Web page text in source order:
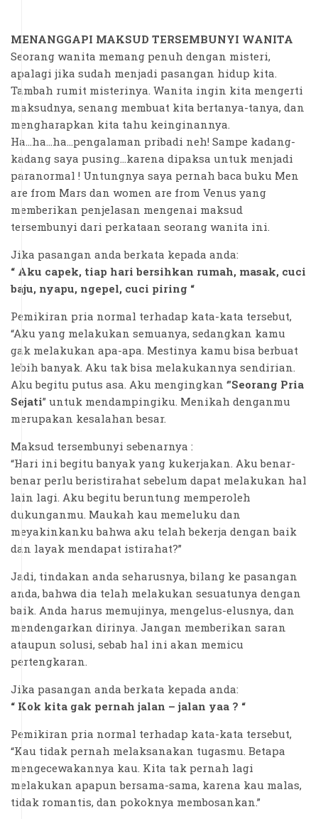
MENANGGAPI MAKSUD TERSEMBUNYI WANITA
Seorang wanita memang penuh dengan misteri,
apalagi jika sudah menjadi pasangan hidup kita.
Tambah rumit misterinya. Wanita ingin kita mengerti
maksudnya, senang membuat kita bertanya-tanya, dan
mengharapkan kita tahu keinginannya.
Ha...ha...ha...pengalaman pribadi neh! Sampe kadang-
kadang saya pusing...karena dipaksa untuk menjadi
paranormal ! Untungnya saya pernah baca buku Men
are from Mars dan women are from Venus yang
memberikan penjelasan mengenai maksud
tersembunyi dari perkataan seorang wanita ini.
Jika pasangan anda berkata kepada anda:
“ Aku capek, tiap hari bersihkan rumah, masak, cuci
baju, nyapu, ngepel, cuci piring “
Pemikiran pria normal terhadap kata-kata tersebut,
“Aku yang melakukan semuanya, sedangkan kamu
gak melakukan apa-apa. Mestinya kamu bisa berbuat
lebih banyak. Aku tak bisa melakukannya sendirian.
Aku begitu putus asa. Aku mengingkan ‘”Seorang Pria
Sejati” untuk mendampingiku. Menikah denganmu
merupakan kesalahan besar.
Maksud tersembunyi sebenarnya :
“Hari ini begitu banyak yang kukerjakan. Aku benar-
benar perlu beristirahat sebelum dapat melakukan hal
lain lagi. Aku begitu beruntung memperoleh
dukunganmu. Maukah kau memeluku dan
meyakinkanku bahwa aku telah bekerja dengan baik
dan layak mendapat istirahat?”
Jadi, tindakan anda seharusnya, bilang ke pasangan
anda, bahwa dia telah melakukan sesuatunya dengan
baik. Anda harus memujinya, mengelus-elusnya, dan
mendengarkan dirinya. Jangan memberikan saran
ataupun solusi, sebab hal ini akan memicu
pertengkaran.
Jika pasangan anda berkata kepada anda:
“ Kok kita gak pernah jalan – jalan yaa ? “
Pemikiran pria normal terhadap kata-kata tersebut,
“Kau tidak pernah melaksanakan tugasmu. Betapa
mengecewakannya kau. Kita tak pernah lagi
melakukan apapun bersama-sama, karena kau malas,
tidak romantis, dan pokoknya membosankan.”